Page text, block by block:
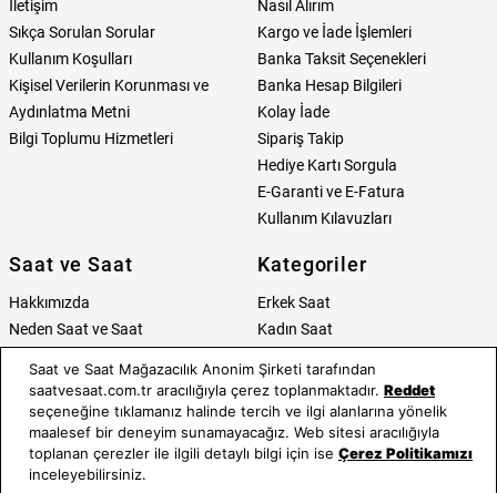
İletişim
Sıkça Sorulan Sorular
Kullanım Koşulları
Kişisel Verilerin Korunması ve
Aydınlatma Metni
Bilgi Toplumu Hizmetleri
Nasıl Alırım
Kargo ve İade İşlemleri
Banka Taksit Seçenekleri
Banka Hesap Bilgileri
Kolay İade
Sipariş Takip
Hediye Kartı Sorgula
E-Garanti ve E-Fatura
Kullanım Kılavuzları
Saat ve Saat
Hakkımızda
Neden Saat ve Saat
Kurumsal Satış
Mağazada Teknik Servis
Yatırımcı İlişkileri
Kategoriler
Erkek Saat
Kadın Saat
Takı & Aksesuar
Kampanyalar
İndirimliler
Online Özel
Saat ve Saat Mağazacılık Anonim Şirketi tarafından
saatvesaat.com.tr aracılığıyla çerez toplanmaktadır. Reddet
seçeneğine tıklamanız halinde tercih ve ilgi alanlarına yönelik
maalesef bir deneyim sunamayacağız. Web sitesi aracılığıyla
toplanan çerezler ile ilgili detaylı bilgi için ise Çerez Politikamızı
inceleyebilirsiniz.